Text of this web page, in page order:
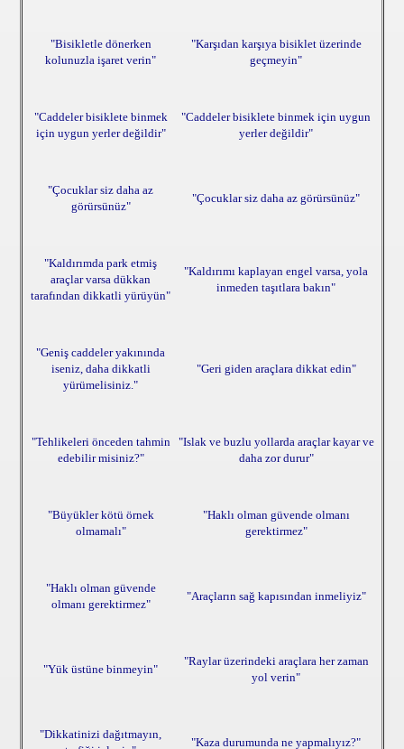
"Bisikletle dönerken
kolunuzla işaret verin"
"Karşıdan karşıya bisiklet üzerinde
geçmeyin"
"Caddeler bisiklete binmek
için uygun yerler değildir"
"Caddeler bisiklete binmek için uygun
yerler değildir"
"Çocuklar siz daha az
görürsünüz"
"Çocuklar siz daha az görürsünüz"
"Kaldırımda park etmiş
araçlar varsa dükkan
tarafından dikkatli yürüyün"
"Kaldırımı kaplayan engel varsa, yola
inmeden taşıtlara bakın"
"Geniş caddeler yakınında
iseniz, daha dikkatli
yürümelisiniz."
"Geri giden araçlara dikkat edin"
"Tehlikeleri önceden tahmin
edebilir misiniz?"
"Islak ve buzlu yollarda araçlar kayar ve
daha zor durur"
"Büyükler kötü örnek
olmamalı"
"Haklı olman güvende olmanı
gerektirmez"
"Haklı olman güvende
olmanı gerektirmez"
"Araçların sağ kapısından inmeliyiz"
"Yük üstüne binmeyin"
"Raylar üzerindeki araçlara her zaman
yol verin"
"Dikkatinizi dağıtmayın,
"Kaza durumunda ne yapmalıyız?"